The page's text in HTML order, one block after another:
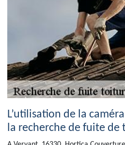
L’utilisation de la
la recherche de fuite de